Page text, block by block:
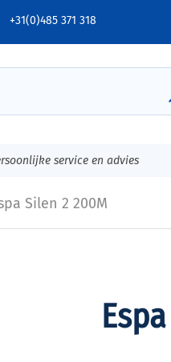
+31(0)485 371 318
service en advies
Silen 2 200M